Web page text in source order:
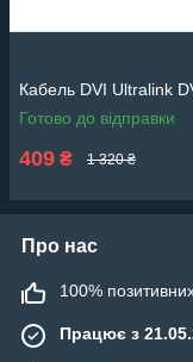
Кабель DVI Ultralink
Готово до відправки
409 ₴ 1 320 ₴
Про нас
100% позитивних
Працює з